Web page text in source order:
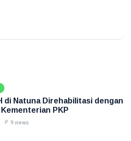
di Natuna Direhabilitasi dengan
PKP
9 views